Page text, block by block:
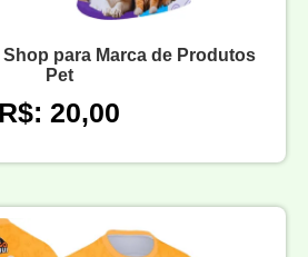
para Marca de Produtos
Pet
R$: 20,00